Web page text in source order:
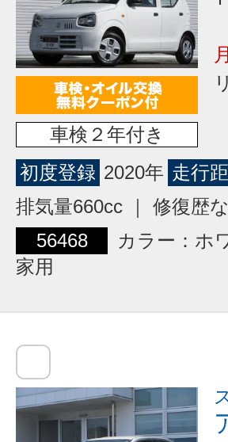
車検２年付き
初度登録 2020年 走行
排気量660cc ｜ 修復歴
56468
カラー：ホ
家用